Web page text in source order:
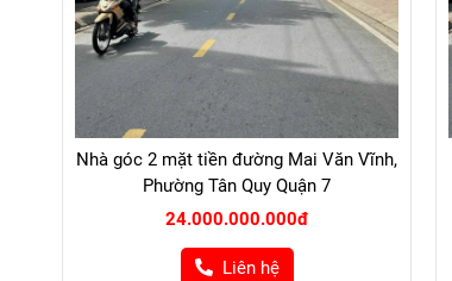
Nhà góc 2 mặt tiền đường Mai Văn Vĩnh,
Phường Tân Quy Quận 7
24.000.000.000đ
Liên hệ